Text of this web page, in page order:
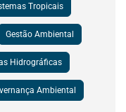
Tropicais
Gestão Ambiental
Hidrográficas
Ambiental